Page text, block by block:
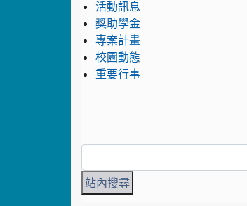
活動訊息
獎助學金
專案計畫
校園動態
重要行事